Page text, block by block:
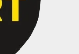
τα απαιτούμενα
εντός της
από την